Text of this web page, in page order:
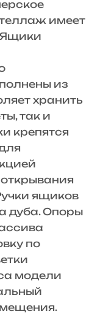
имеет
Ящики
из
хранить
так и
крепятся
ящиков
дуба. Опоры
по
модели